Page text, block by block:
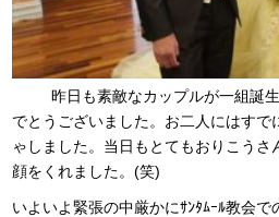
昨日も素敵なカップルが一組誕生
でとうございました。お二人にはすで
ゃしました。当日もとてもおりこう
顔をくれました。(笑)
いよいよ緊張の中厳かにｻﾝﾀﾑｰﾙ教会